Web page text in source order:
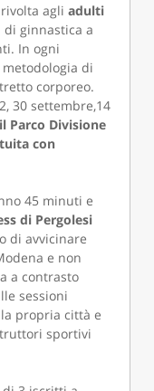
rivolta agliadulti
di ginnastica a
In ogni
di
corporeo.
30 settembre,14
Parco Divisione
con
45 minuti e
di Pergolesi
di avvicinare
e non
a contrasto
sessioni
propria città e
sportivi